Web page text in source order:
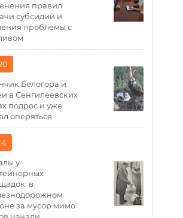
правил
субсидий и
проблемы с
Белогора и
в Сенгилеевских
подрос и уже
оперяться
у
в
за мусор мимо